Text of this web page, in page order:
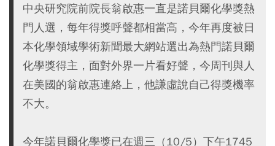
中央研究院前院長翁啟惠一直是諾貝爾化學獎熱
門人選，每年得獎呼聲都相當高，今年再度被日
本化學領域學術新聞最大網站選出為熱門諾貝爾
化學獎得主，面對外界一片看好聲，今周刊與人
在美國的翁啟惠連絡上，他謙虛說自己得獎機率
不大。
今年諾貝爾化學獎已在週三（10/5）下午1745